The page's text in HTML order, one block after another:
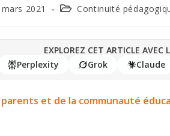
2021 Continuité
EXPLOREZ CET ARTICLE AVEC
Perplexity Grok Claude
et de la communauté